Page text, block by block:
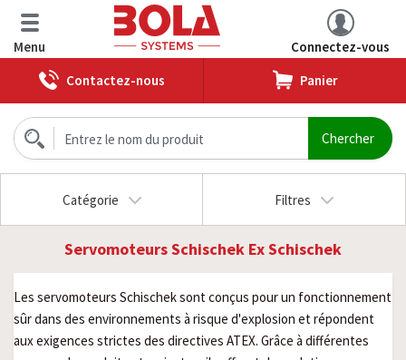
Menu
Connectez-vous
Contactez-nous
Panier
Catégorie Filtres
Servomoteurs Schischek Ex Schischek
Les servomoteurs Schischek sont conçus pour un fonctionnement
sûr dans des environnements à risque d'explosion et répondent
aux exigences strictes des directives ATEX. Grâce à différentes